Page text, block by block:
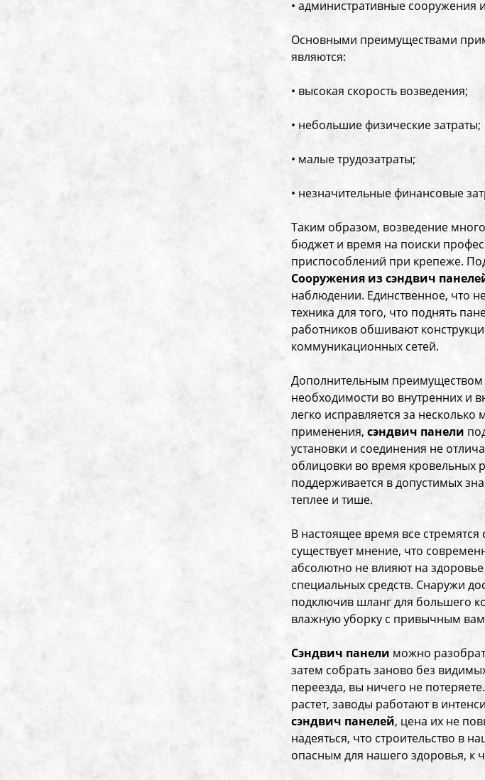
• административные сооружения
Основными преимуществами
являются:
• высокая скорость возведения;
• небольшие физические затраты;
• малые трудозатраты;
• незначительные финансовые
Таким образом, возведение
бюджет и время на поиски
приспособлений при крепеже.
Сооружения из сэндвич
наблюдении. Единственное, что
техника для того, что поднять
работников обшивают
коммуникационных сетей.
Дополнительным преимуществом
необходимости во внутренних и
легко исправляется за
применения, сэндвич панели
установки и соединения не
облицовки во время кровельных
поддерживается в допустимых
теплее и тише.
В настоящее время все
существует мнение, что
абсолютно не влияют на
специальных средств. Снаружи
подключив шланг для большего
влажную уборку с привычным
Сэндвич панели можно
затем собрать заново без
переезда, вы ничего не
растет, заводы работают в
сэндвич панелей, цена их не
надеяться, что строительство в
опасным для нашего здоровья, к